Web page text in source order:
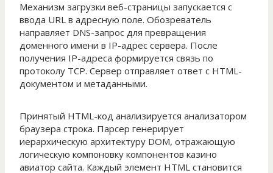
Механизм загрузки веб-страницы запускается с
ввода URL в адресную поле. Обозреватель
направляет DNS-запрос для превращения
доменного имени в IP-адрес сервера. После
получения IP-адреса формируется связь по
протоколу TCP. Сервер отправляет ответ с HTML-
документом и метаданными.
Принятый HTML-код анализируется анализатором
браузера строка. Парсер генерирует
иерархическую архитектуру DOM, отражающую
логическую компоновку компонентов казино
авиатор сайта. Каждый элемент HTML становится